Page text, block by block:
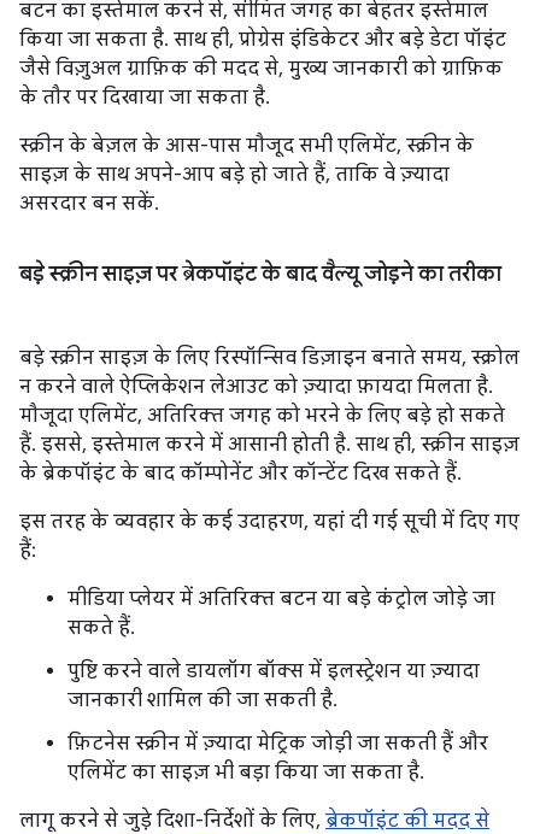
बटन का इस्तेमाल करने से, सीमित जगह का बेहतर इस्तेमाल
किया जा सकता है. साथ ही, प्रोग्रेस इंडिकेटर और बड़े डेटा पॉइंट
जैसे विज़ुअल ग्राफ़िक की मदद से, मुख्य जानकारी को ग्राफ़िक
के तौर पर दिखाया जा सकता है.
स्क्रीन के बेज़ल के आस-पास मौजूद सभी एलिमेंट, स्क्रीन के
साइज़ के साथ अपने-आप बड़े हो जाते हैं, ताकि वे ज़्यादा
असरदार बन सकें.
बड़े स्क्रीन साइज़ पर ब्रेकपॉइंट के बाद वैल्यू जोड़ने का तरीका
बड़े स्क्रीन साइज़ के लिए रिस्पॉन्सिव डिज़ाइन बनाते समय, स्क्रोल
न करने वाले ऐप्लिकेशन लेआउट को ज़्यादा फ़ायदा मिलता है.
मौजूदा एलिमेंट, अतिरिक्त जगह को भरने के लिए बड़े हो सकते
हैं. इससे, इस्तेमाल करने में आसानी होती है. साथ ही, स्क्रीन साइज़
के ब्रेकपॉइंट के बाद कॉम्पोनेंट और कॉन्टेंट दिख सकते हैं.
इस तरह के व्यवहार के कई उदाहरण, यहां दी गई सूची में दिए गए
हैं:
मीडिया प्लेयर में अतिरिक्त बटन या बड़े कंट्रोल जोड़े जा
सकते हैं.
पुष्टि करने वाले डायलॉग बॉक्स में इलस्ट्रेशन या ज़्यादा
जानकारी शामिल की जा सकती है.
फ़िटनेस स्क्रीन में ज़्यादा मेट्रिक जोड़ी जा सकती हैं और
एलिमेंट का साइज़ भी बड़ा किया जा सकता है.
लागू करने से जुड़े दिशा-निर्देशों के लिए, ब्रेकपॉइंट की मदद से